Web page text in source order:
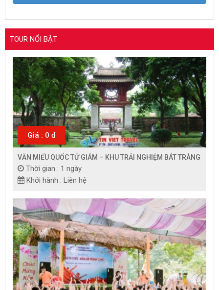
TOUR NỔI BẬT
Giá : 0 đ
VĂN MIẾU QUỐC TỬ GIÁM – KHU TRẢI NGHIỆM BÁT TRÀNG
Thời gian : 1 ngày
Khởi hành : Liên hệ